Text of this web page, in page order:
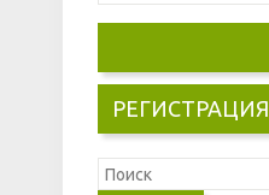
РЕГИСТРАЦИЯ